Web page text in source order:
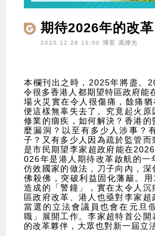
期待2026年的改革
2025.12.28 16:00 博客 馮煒光
本欄刊出之時，2025年將盡。
令很多香港人都期望特區政府能
場火災實在令人很傷痛，餘痛
便這樣無辜失去了。究竟起火
修業的痼疾，如何解決？香港
麼漏洞？以至有多少人涉事？
子？又有多少人因為疏於監管
是市民期望李家超政府能在
026年是港人期待改革啟航的一
仿效國家的做法，刀子向內，深
佛殺佛，突破利益固化藩籬。
造成的「警鐘」，實在太令人
區政府改革、港人也亟對李家
當選的立法會議員也會在元旦
職」展開工作。李家超特首公
的改革夥伴，大眾也對新一屆立